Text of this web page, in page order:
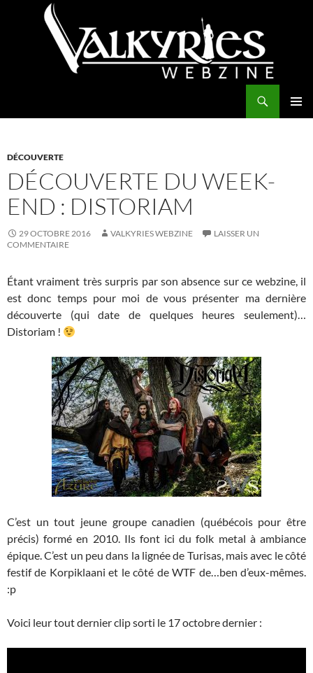
DÉCOUVERTE
DÉCOUVERTE DU WEEK-
END : DISTORIAM
29 OCTOBRE 2016 VALKYRIES WEBZINE
LAISSER UN
COMMENTAIRE
Étant vraiment très surpris par son absence sur ce webzine, il
est donc temps pour moi de vous présenter ma dernière
découverte (qui date de quelques heures seulement)…
Distoriam !
C’est un tout jeune groupe canadien (québécois pour être
précis) formé en 2010. Ils font ici du folk metal à ambiance
épique. C’est un peu dans la lignée de Turisas, mais avec le côté
festif de Korpiklaani et le côté de WTF de…ben d’eux-mêmes.
:p
Voici leur tout dernier clip sorti le 17 octobre dernier :